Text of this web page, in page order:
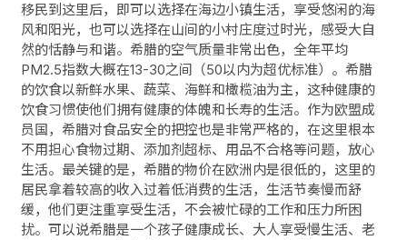
移民到这里后，即可以选择在海边小镇生活，享受悠闲的海
风和阳光，也可以选择在山间的小村庄度过时光，感受大自
然的恬静与和谐。希腊的空气质量非常出色，全年平均
PM2.5指数大概在13-30之间（50以内为超优标准）。希腊
的饮食以新鲜水果、蔬菜、海鲜和橄榄油为主，这种健康的
饮食习惯使他们拥有健康的体魄和长寿的生活。作为欧盟成
员国，希腊对食品安全的把控也是非常严格的，在这里根本
不用担心食物过期、添加剂超标、用品不合格等问题，放心
生活。最关键的是，希腊的物价在欧洲内是很低的，这里的
居民拿着较高的收入过着低消费的生活，生活节奏慢而舒
缓，他们更注重享受生活，不会被忙碌的工作和压力所困
扰。可以说希腊是一个孩子健康成长、大人享受慢生活、老